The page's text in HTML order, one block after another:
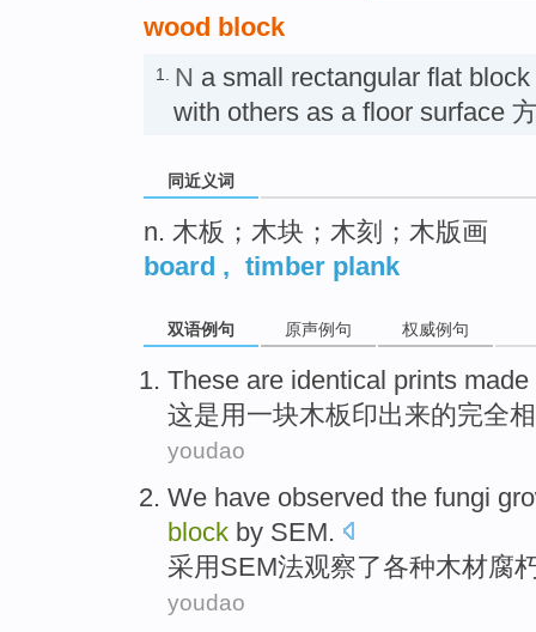
wood block
1. N a small rectangular flat
with others as a floor surface
同近义词
n. 木板；木块；木刻；木版画
board , timber plank
双语例句 原声例句 权威例句
These are identical prints made
这是用 一块木板印出来的完全
youdao
We have observed the fungi
block by SEM.
采用 SEM法观察了各种木材腐
youdao